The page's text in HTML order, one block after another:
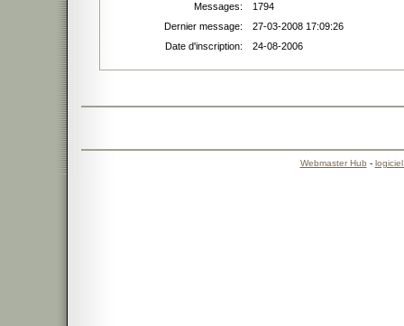
Messages:
1794
Dernier message:
27-03-2008 17:09:26
Date d'inscription:
24-08-2006
Webmaster Hub -